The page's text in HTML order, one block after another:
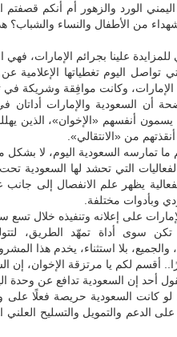
من الأطفال والنساء والشباب؟
للمزايدة علينا بجرائم الإمارات،
تواصل اليوم تغطياتها
الإمارات، وكانت موافِقة وشريكة في
أن السعودية والإمارات أداتان
أنفسهم «الإخوان»، الذين
من «الانتقالي».
ما تمارسه السعودية اليوم، لا بشكل
التي تحشد لها السعودية
يظهر علم الانفصال إلى
وبأدوات مختلفة.
على إعلانه وتنفيذه خلال
تكن سوى أداة تمهّد الطريق،
والجميع، بلا استثناء، يخدم هذا
أقسم لكم يا مرتزقة الإخوان، إن
أحد إن السعودية تدافع عن وحدة
لو كانت السعودية حريصة فعلًا
الدعم والتمويل والتسليح العلني